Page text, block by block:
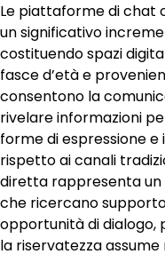
Le piattaforme di chat
un significativo
costituendo spazi
fasce d’età e
consentono la
rivelare informazioni
forme di espressione
rispetto ai canali
diretta rappresenta
che ricercano
opportunità di
la riservatezza assume